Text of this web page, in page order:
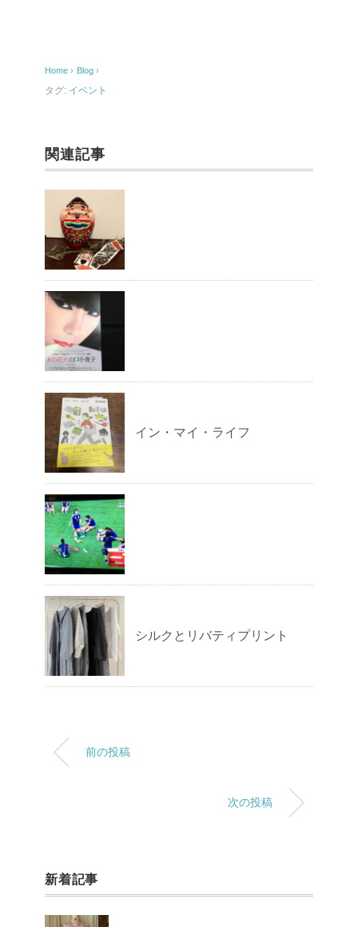
o
o
Home › Blog ›
タグ: イベント
関連記事
イン・マイ・ライフ
シルクとリバティプリント
前の投稿
次の投稿
新着記事